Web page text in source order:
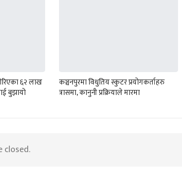
६२ लाख
बुझायो
कञ्चनपुरमा विधुतिय स्कुटर प्रयोगकर्ताहरु
त्रासमा, कानुनी प्रक्रियाले मारमा
closed.